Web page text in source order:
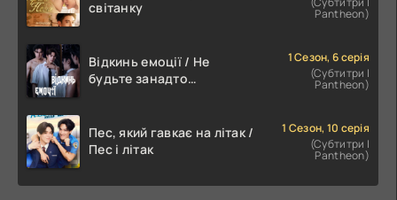
світанку
Pantheon)
Відкинь емоції / Не
будьте занадто
1 Сезон, 6 серія
(Субтитри |
Pantheon)
Пес, який гавкає на літак /
Пес і літак
1 Сезон, 10 серія
(Субтитри |
Pantheon)